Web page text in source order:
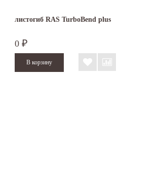
листогиб RAS TurboBend plus
0 ₽